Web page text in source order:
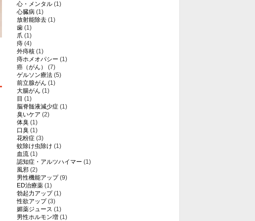
心・メンタル (1)
心臓病 (1)
放射能除去 (1)
歯 (1)
爪 (1)
痔 (4)
外痔核 (1)
痔ホメオパシー (1)
癌（がん）
(7)
ゲルソン療法 (5)
前立腺がん (1)
大腸がん (1)
目 (1)
脳脊髄液減少症 (1)
臭いケア (2)
体臭 (1)
口臭 (1)
花粉症 (3)
蚊除け虫除け (1)
血流 (1)
認知症・アルツハイマー (1)
風邪 (2)
男性機能アップ(9)
ED治療薬 (1)
勃起力アップ(1)
性欲アップ(3)
媚薬ジュース (1)
男性ホルモン増 (1)